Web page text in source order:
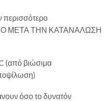
ΜΕΤΑ ΤΗΝ ΚΑΤΑΝΑΛΩΣΗ
βιώσιμα
όσο το δυνατόν